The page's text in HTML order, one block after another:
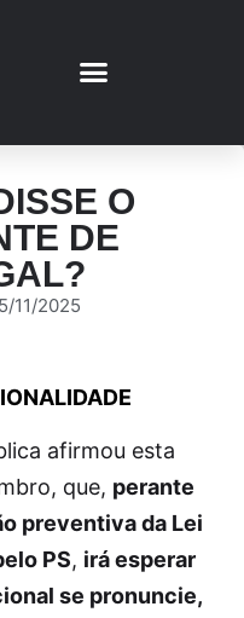
O
DE
11/2025
afirmou esta
que, perante
preventiva da Lei
PS, irá esperar
se pronuncie,